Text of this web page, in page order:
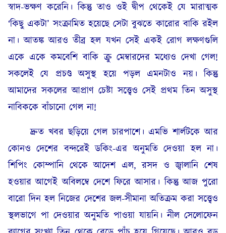
স্বাদ-ভক্ষণ করেনি। কিন্তু তাও ওই দ্বীপ থেকেই যে মারাত্মক
‘কিছু একটা’ সংক্রামিত হয়েছে সেটা বুঝতে কারোর বাকি রইল
না। আতঙ্ক আরও তীব্র হল যখন সেই একই রোগ লক্ষণগুলি
একে একে কমবেশি বাকি ক্রু মেম্বারদের মধ্যেও দেখা গেল!
সকলেই যে প্রচণ্ড অসুস্থ হয়ে পড়ল এমনটাও নয়। কিন্তু
আমাদের সকলের আপ্রাণ চেষ্টা সত্ত্বেও সেই প্রথম তিন অসুস্থ
নাবিককে বাঁচানো গেল না!
দ্রুত খবর ছড়িয়ে গেল চারপাশে। এমভি শার্লটকে আর
কোনও দেশের বন্দরেই ডকিং-এর অনুমতি দেওয়া হল না।
শিপিং কোম্পানি থেকে আদেশ এল, রসদ ও জ্বালানি শেষ
হওয়ার আগেই অবিলম্বে দেশে ফিরে আসার। কিন্তু আজ পুরো
বারো দিন হল নিজের দেশের জল-সীমানা অতিক্রম করা সত্ত্বেও
স্থলভাগে পা দেওয়ার অনুমতি পাওয়া যায়নি। নীল সেলোফেন